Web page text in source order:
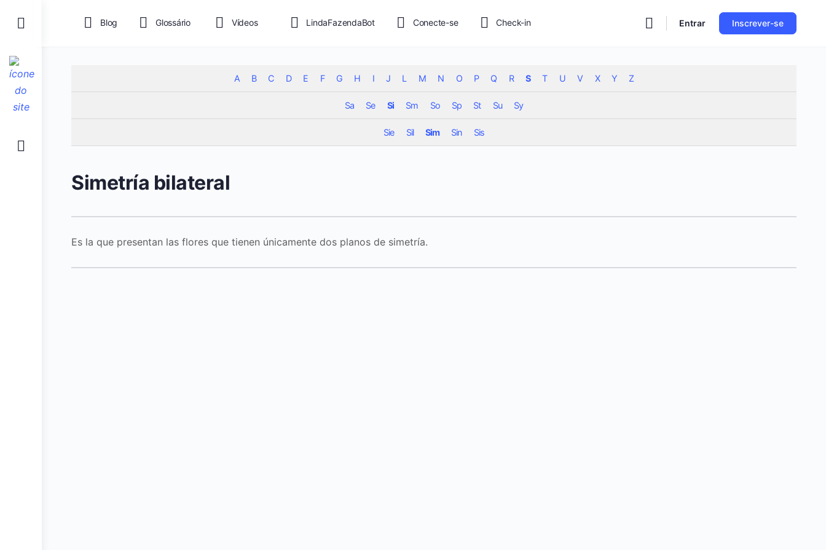
Blog Glossário Vídeos LindaFazendaBot Conecte-se Check-in Entrar Inscrever-se
A B C D E F G H I J L M N O P Q R S T U V X Y Z
Sa Se Si Sm So Sp St Su Sy
Sie Sil Sim Sin Sis
Simetría bilateral
Es la que presentan las flores que tienen únicamente dos planos de simetría.